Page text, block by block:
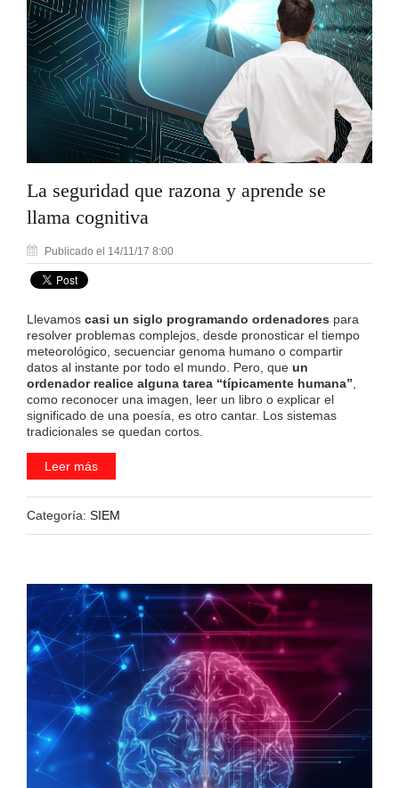
La seguridad que razona y aprende se
llama cognitiva
Publicado el 14/11/17 8:00
Llevamos casi un siglo programando ordenadores para
resolver problemas complejos, desde pronosticar el tiempo
meteorológico, secuenciar genoma humano o compartir
datos al instante por todo el mundo. Pero, que un
ordenador realice alguna tarea “típicamente humana”
como reconocer una imagen, leer un libro o explicar el
significado de una poesía, es otro cantar. Los sistemas
tradicionales se quedan cortos.
Leer más
Categoría: SIEM